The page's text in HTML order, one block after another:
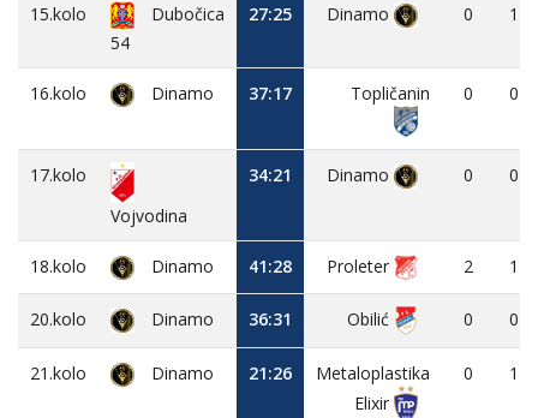
15.kolo
Dubočica
54
27:25 Dinamo 0 1
16.kolo Dinamo 37:17 Topličanin 0 0
17.kolo
Vojvodina
34:21 Dinamo 0 0
18.kolo Dinamo 41:28 Proleter 2 1
20.kolo Dinamo 36:31 Obilić 0 0
21.kolo Dinamo 21:26
Metaloplastika
Elixir
0 1